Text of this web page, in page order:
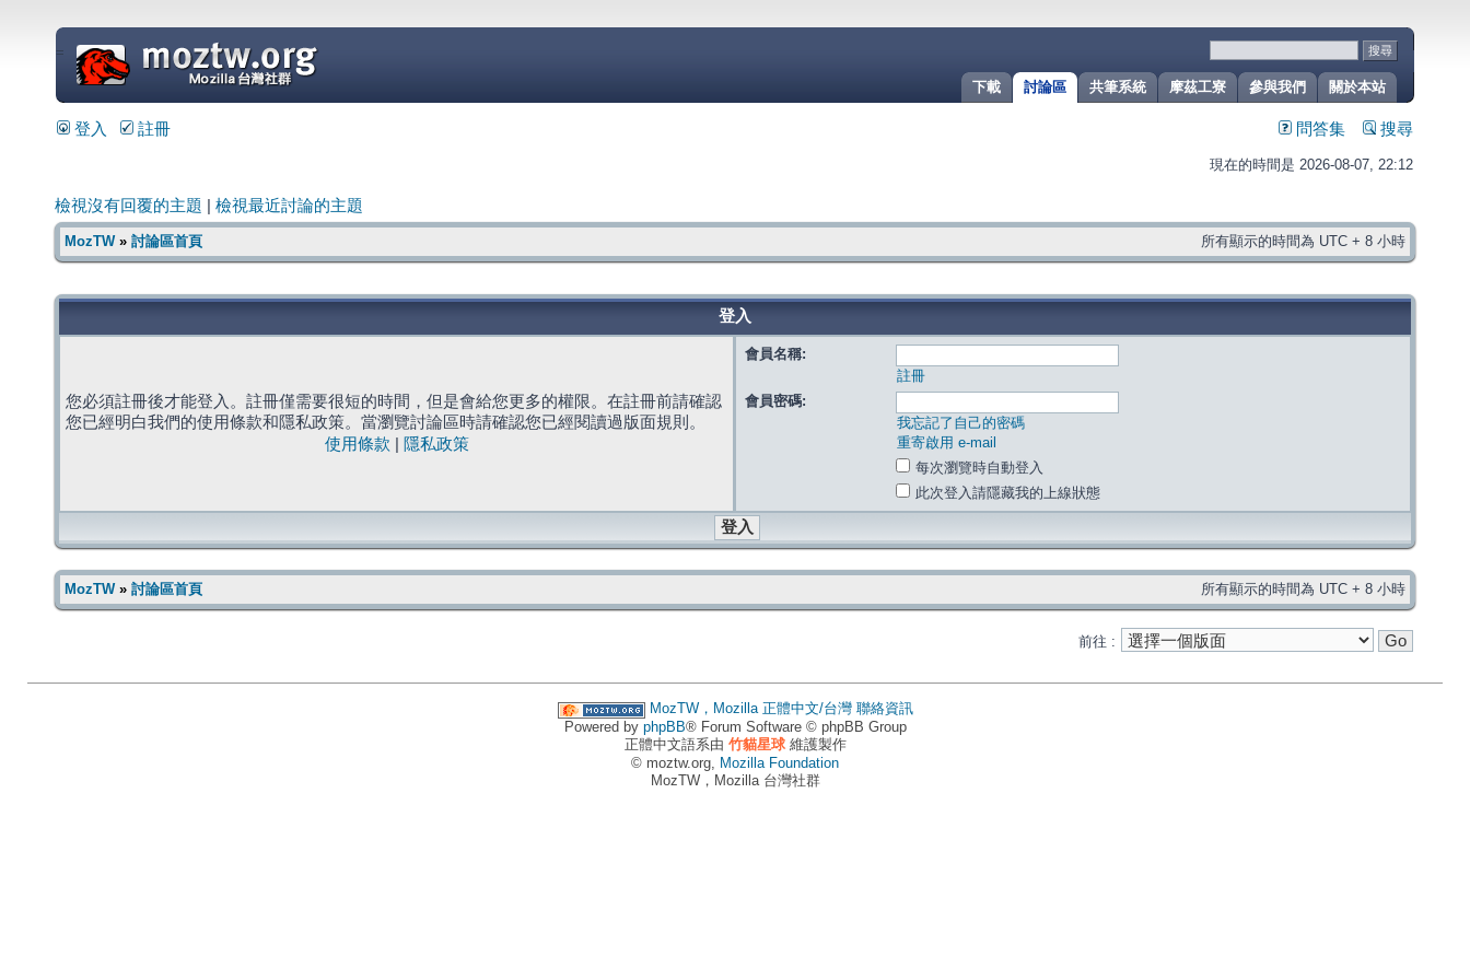
關於本站
參與我們
摩茲工寮
共筆系統
討論區
下載
=
登入 註冊 問答集 搜尋
現在的時間是 2026-08-07, 22:12
檢視沒有回覆的主題 檢視最近討論的主題
MozTW» 討論區首頁 所有顯示的時間為 UTC + 8 小時
登入
您必須註冊後才能登入。註冊僅需要很短的時間，但是會給您更多的權限。在註冊前請確認
您已經明白我們的使用條款和隱私政策。當瀏覽討論區時請確認您已經閱讀過版面規則。
使用條款
隱私政策
會員名稱:
註冊
會員密碼:
我忘記了自己的密碼
重寄啟用 e-mail
每次瀏覽時自動登入
此次登入請隱藏我的上線狀態
MozTW» 討論區首頁 所有顯示的時間為 UTC + 8 小時
前往 :
MozTW，Mozilla 正體中文/台灣 聯絡資訊
Powered by phpBB® Forum Software © phpBB Group
正體中文語系由 竹貓星球維護製作
© moztw.org, Mozilla Foundation
MozTW，Mozilla 台灣社群